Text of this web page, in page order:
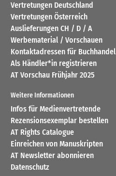
Vertretungen Deutschland
Vertretungen Österreich
Auslieferungen CH / D / A
Werbematerial / Vorschauen
Kontaktadressen für Buchhandel
Als Händler*in registrieren
AT Vorschau Frühjahr 2025
Weitere Informationen
Infos für Medienvertretende
Rezensionsexemplar bestellen
AT Rights Catalogue
Einreichen von Manuskripten
AT Newsletter abonnieren
Datenschutz